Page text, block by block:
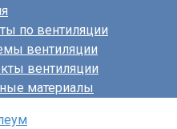
по вентиляции
вентиляции
вентиляции
материалы